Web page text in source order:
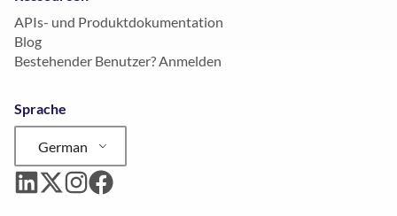
APIs- und Produktdokumentation
Blog
Bestehender Benutzer? Anmelden
Sprache
German